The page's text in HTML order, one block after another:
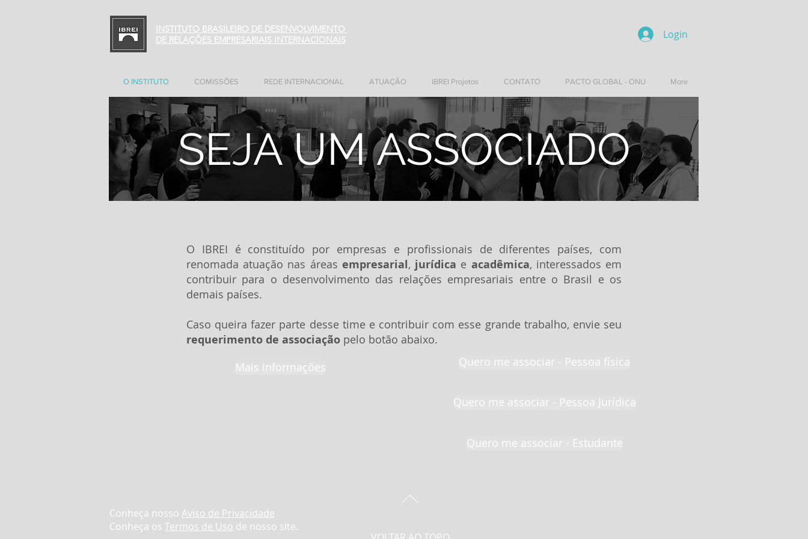
INSTITUTO BRASILEIRO DE DESENVOLVIMENTO
DE RELAÇÕES EMPRESARIAIS INTERNACIONAIS
Login
O INSTITUTO COMISSÕES REDE INTERNACIONAL ATUAÇÃO IBREI Projetos CONTATO PACTO GLOBAL - ONU More
SEJA UM ASSOCIADO
O IBREI é constituído por empresas e profissionais de diferentes países, com
renomada atuação nas áreas empresarial, jurídica e acadêmica, interessados em
contribuir para o desenvolvimento das relações empresariais entre o Brasil e os
demais países.
Caso queira fazer parte desse time e contribuir com esse grande trabalho, envie seu
requerimento de associação pelo botão abaixo.
Mais informações
Quero me associar - Pessoa física
Quero me associar - Pessoa Jurídica
Quero me associar - Estudante
Conheça nosso Aviso de Privacidade
Conheça os Termos de Uso de nosso site.